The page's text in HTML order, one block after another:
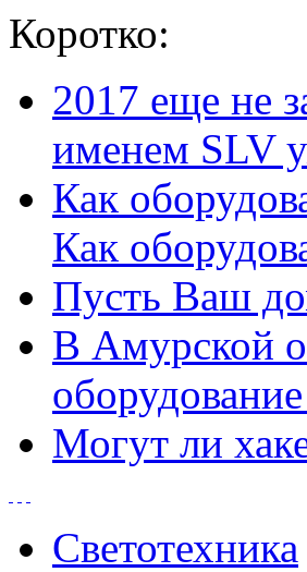
Коротко:
2017 еще не
именем SLV
Как
Как
Пусть Ваш
В Амурской
Могут ли
Светотехника